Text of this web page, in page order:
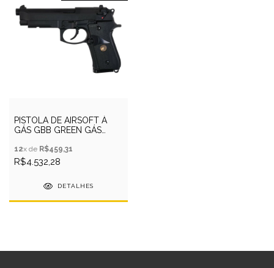
PISTOLA DE AIRSOFT À
GÁS GBB GREEN GÁS
12x de R$459,31
R$4.532,28
DETALHES